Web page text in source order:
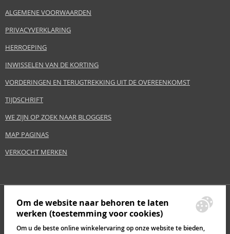
ALGEMENE VOORWAARDEN
PRIVACYVERKLARING
HERROEPING
INWISSELEN VAN DE KORTING
VORDERINGEN EN TERUGTREKKING UIT DE OVEREENKOMST
TIJDSCHRIFT
WE ZIJN OP ZOEK NAAR BLOGGERS
MAP PAGINAS
VERKOCHT MERKEN
Om de website naar behoren te laten
werken (toestemming voor cookies)
Om u de beste online winkelervaring op onze website te bieden,